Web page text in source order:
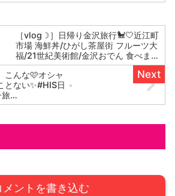
［vlog☽］日帰り金沢旅行🐩🤍近江町
市場 海鮮丼/ひがし茶屋街 フルーツ大
福/21世紀美術館/金沢おでん 食べまく
り女子旅🌙🎀✨
こんな🩷オシャ
とない✨#HIS日
メントを書き込む